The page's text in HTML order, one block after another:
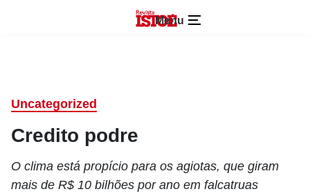
Menu
Uncategorized
Credito podre
O clima está propício para os agiotas, que giram
mais de R$ 10 bilhões por ano em falcatruas